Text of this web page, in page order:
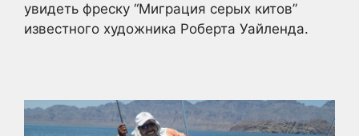
увидеть фреску “Миграция серых китов”
известного художника Роберта Уайленда.